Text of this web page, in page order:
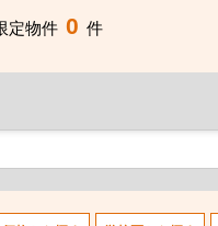
定物件 0 件